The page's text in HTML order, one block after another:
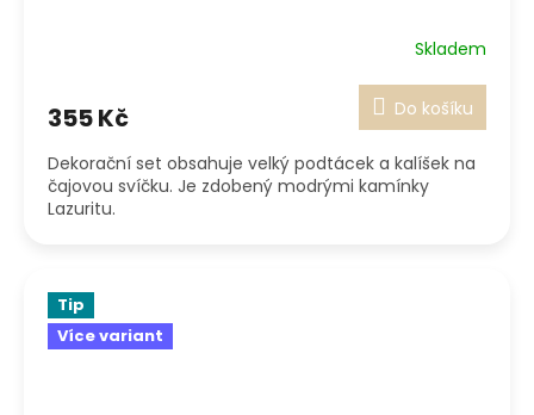
Skladem
355 Kč Do košíku
Dekorační set obsahuje velký podtácek a kalíšek na
čajovou svíčku. Je zdobený modrými kamínky
Lazuritu.
Tip
Více variant